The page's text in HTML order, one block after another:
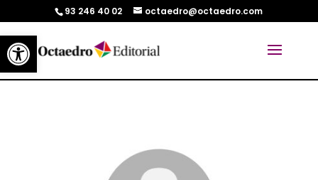
Abrir barra de herramientas
93 246 40 02 octaedro@octaedro.com